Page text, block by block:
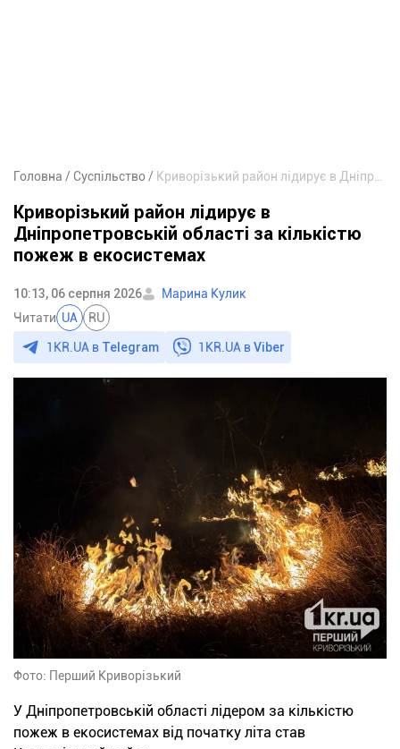
Головна Суспільство
Криворізький район лідирує в
Дніпропетровській області за кількістю
пожеж в екосистемах
10:13, 06 серпня 2026
Марина Кулик
Читати UA RU
1KR.UA в Telegram 1KR.UA вViber
Фото: Перший Криворізький
У Дніпропетровській області лідером за кількістю
пожеж в екосистемах від початку літа став